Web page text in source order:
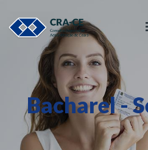
Bacharel -